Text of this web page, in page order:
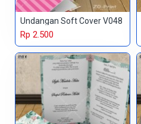
Undangan Soft Cover V048
Rp 2.500